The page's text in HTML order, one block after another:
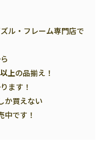
ル・フレーム専門店で
上の品揃え！
ます！
か買えない
中です！